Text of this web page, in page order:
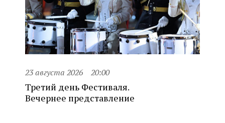
23 августа 2026 20:00
Третий день Фестиваля.
Вечернее представление